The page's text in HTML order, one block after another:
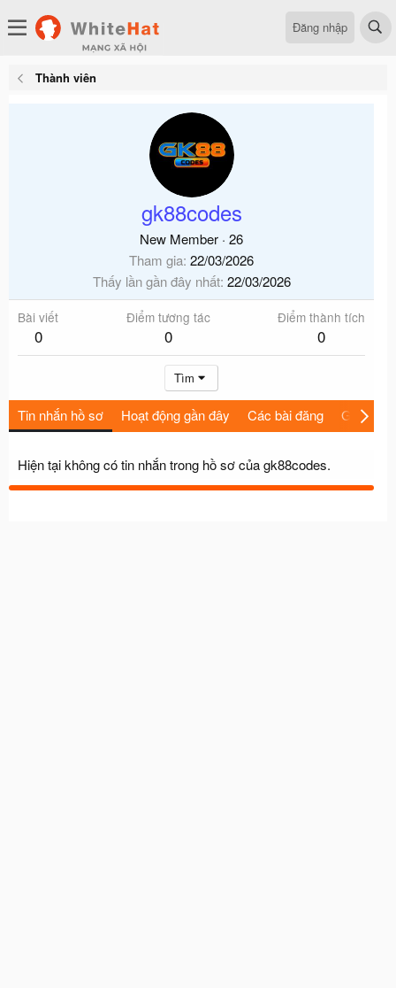
Đăng nhập
Thành viên
gk88codes
New Member · 26
Tham gia 22/03/2026
Thấy lần gần đây nhất 22/03/2026
Bài viết
0
Điểm tương tác
0
Điểm thành tích
0
Tìm
Tin nhắn hồ sơ Hoạt động gần đây Các bài đăng Giới thiệu
Hiện tại không có tin nhắn trong hồ sơ của gk88codes.